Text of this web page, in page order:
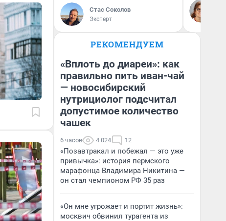
Стас Соколов
Эксперт
РЕКОМЕНДУЕМ
«Вплоть до диареи»: как
правильно пить иван-чай
— новосибирский
нутрициолог подсчитал
допустимое количество
чашек
6 часов 4 024 12
«Позавтракал и побежал — это уже
привычка»: история пермского
марафонца Владимира Никитина —
он стал чемпионом РФ 35 раз
«Он мне угрожает и портит жизнь»:
москвич обвинил турагента из